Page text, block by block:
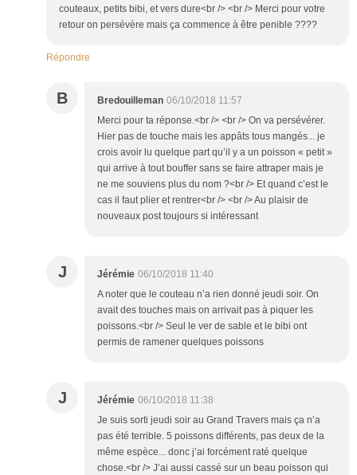
couteaux, petits bibi, et vers dure<br /> <br /> Merci pour votre
retour on persévère mais ça commence à être penible ????
Répondre
B Bredouilleman 06/10/2018 11:57
Merci pour ta réponse.<br /> <br /> On va persévérer.
Hier pas de touche mais les appâts tous mangés... je
crois avoir lu quelque part qu’il y a un poisson « petit »
qui arrive à tout bouffer sans se faire attraper mais je
ne me souviens plus du nom ?<br /> Et quand c’est le
cas il faut plier et rentrer<br /> <br /> Au plaisir de
nouveaux post toujours si intéressant
J Jérémie 06/10/2018 11:40
A noter que le couteau n’a rien donné jeudi soir. On
avait des touches mais on arrivait pas à piquer les
poissons.<br /> Seul le ver de sable et le bibi ont
permis de ramener quelques poissons
J Jérémie 06/10/2018 11:38
Je suis sorti jeudi soir au Grand Travers mais ça n’a
pas été terrible. 5 poissons différents, pas deux de la
même espèce... donc j’ai forcément raté quelque
chose.<br /> J’ai aussi cassé sur un beau poisson qui